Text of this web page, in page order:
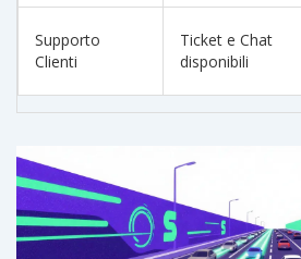
Supporto
Clienti
Ticket e Chat
disponibili